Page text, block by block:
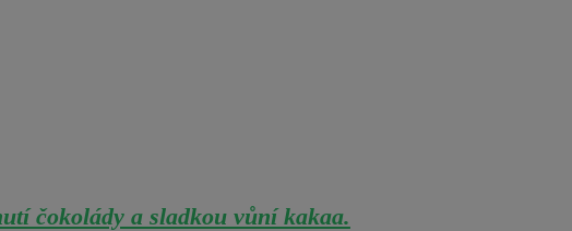
čokolády a sladkou vůní kakaa.